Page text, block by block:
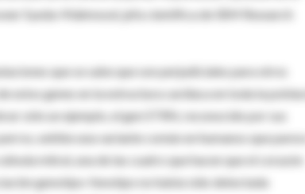
Syeda-Mahmood, jefa científica de IBM Research
que se sabe que son perjudiciales para otros
estos genes en la estructura cardíaca en toda la
sólo un ejemplo, el gen STRN, reconocido por sus
exhibe una variante común en humanos que
mitral, una de las cuatro que hacen que el corazón
genotipo-fenotipo no había sido detectada